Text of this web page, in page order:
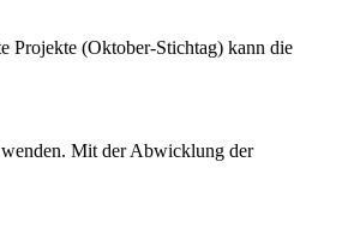
Projekte (Oktober-Stichtag) kann die
wenden. Mit der Abwicklung der